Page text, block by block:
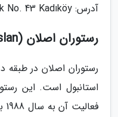
آدرس: Güneşli Bahçesi Sokak No. 43 Kadıköy
رستوران اصلان (Aslan)
رستوران اصلان در طبقه
استانبول است. این